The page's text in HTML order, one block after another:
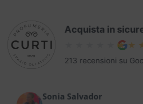
Acquista in
213 recensioni su
Sonia Salvador